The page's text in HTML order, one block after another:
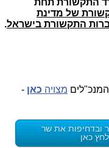
התקשורת תחת
של מדינת
התקשורת בישראל.
מצויה כאן -
ובדחיפות את שר
כאן